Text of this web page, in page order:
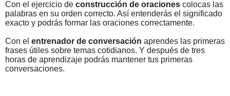
Con el ejercicio de construcción de oraciones colocas las
palabras en su orden correcto. Así entenderás el significado
exacto y podrás formar las oraciones correctamente.
Con el entrenador de conversación aprendes las primeras
frases útiles sobre temas cotidianos. Y después de tres
horas de aprendizaje podrás mantener tus primeras
conversaciones.